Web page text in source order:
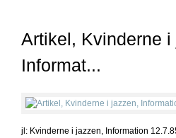
Artikel, Kvinderne i
Informat...
jl: Kvinderne i jazzen, Information